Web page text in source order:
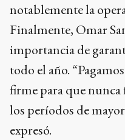
notablemente la
Finalmente, Omar
importancia de
todo el año.
firme para que
los períodos de
expresó.